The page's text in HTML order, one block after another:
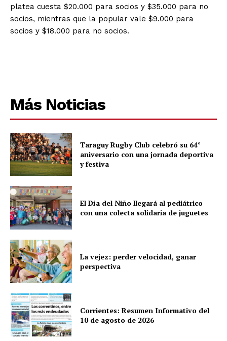
platea cuesta $20.000 para socios y $35.000 para no
socios, mientras que la popular vale $9.000 para
socios y $18.000 para no socios.
Más Noticias
Taraguy Rugby Club celebró su 64°
aniversario con una jornada deportiva
y festiva
El Día del Niño llegará al pediátrico
con una colecta solidaria de juguetes
La vejez: perder velocidad, ganar
perspectiva
Corrientes: Resumen Informativo del
10 de agosto de 2026